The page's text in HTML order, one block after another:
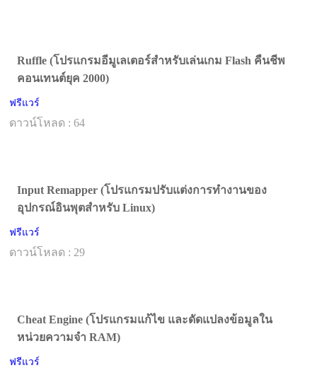
Ruffle (โปรแกรมอีมูเลเตอร์สำหรับเล่นเกม Flash คืนชีพ
คอนเทนต์ยุค 2000)
ฟรีแวร์
ดาวน์โหลด : 64
Input Remapper (โปรแกรมปรับแต่งการทำงานของ
อุปกรณ์อินพุตสำหรับ Linux)
ฟรีแวร์
ดาวน์โหลด : 29
Cheat Engine (โปรแกรมแก้ไข และดัดแปลงข้อมูลใน
หน่วยความจำ RAM)
ฟรีแวร์